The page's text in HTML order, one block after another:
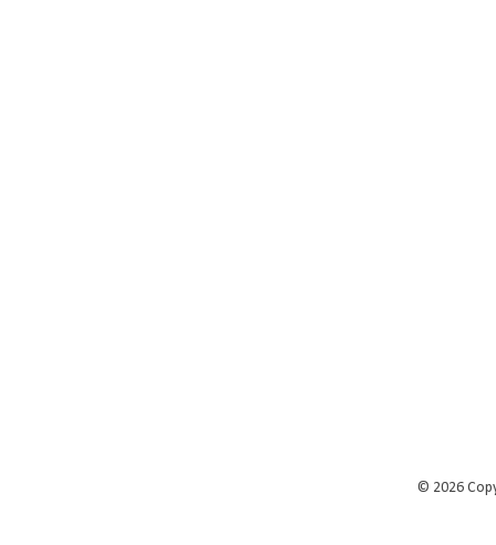
© 2026